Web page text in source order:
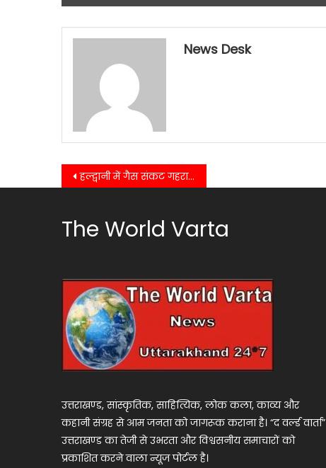
News Desk
Post
हल्द्वानी में गैस संकट गहराया, इंडेन एजेंसी पर लोगों का प्रदर्शन……..
The World Varta
उत्तराखण्ड, सांस्कृतिक, साहित्यिक, लोक कला, काव्य और
कहानी संग्रह से आम जनता को जागरूक कराना है। “द वर्ल्ड वार्ता”
उत्तराखण्ड का तेजी से उभरता और विश्वसनीय समाचारों को
प्रकाशित करने वाला न्यूज पोर्टल है।